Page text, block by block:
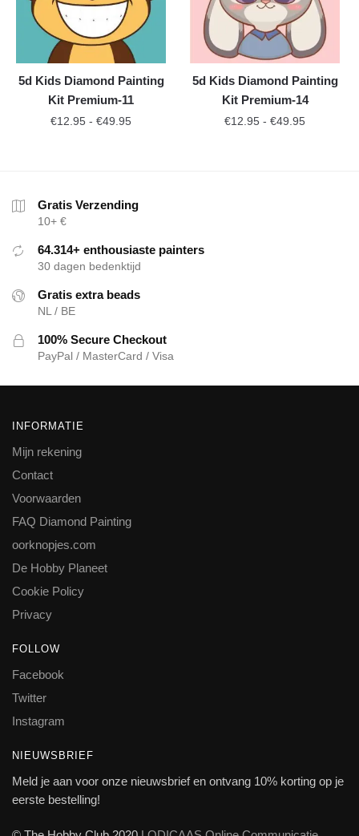
5d Kids Diamond Painting
Kit Premium-11
€12.95 - €49.95
5d Kids Diamond Painting
Kit Premium-14
€12.95 - €49.95
Gratis Verzending
10+ €
64.314+ enthousiaste painters
30 dagen bedenktijd
Gratis extra beads
NL / BE
100% Secure Checkout
PayPal / MasterCard / Visa
INFORMATIE
Mijn rekening
Contact
Voorwaarden
FAQ Diamond Painting
oorknopjes.com
De Hobby Planeet
Cookie Policy
Privacy
FOLLOW
Facebook
Twitter
Instagram
NIEUWSBRIEF
Meld je aan voor onze nieuwsbrief en ontvang 10% korting op je
eerste bestelling!